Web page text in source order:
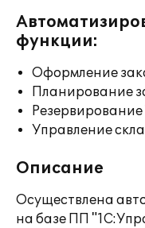
функции:
Оформление
Планирование
Управление
Описание
Осуществлена
на базе ПП